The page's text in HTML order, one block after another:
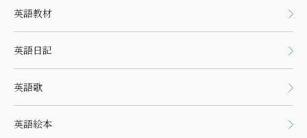
英語教材
英語日記
英語歌
英語絵本